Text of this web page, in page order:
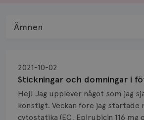
Stickningar och domningar i
2021-10-02
Hej! Jag upplever något som jag
konstigt. Veckan före jag startade
cytostatika (EC, Epirubicin 116 mg
Ämnen
Biopsi
Biverkningar